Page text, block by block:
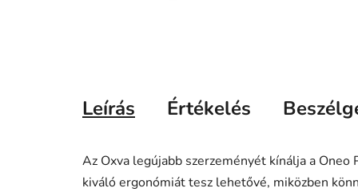
Leírás Értékelés
Az Oxva legújabb szerzeményét kínálja a
kiváló ergonómiát tesz lehetővé, miközben